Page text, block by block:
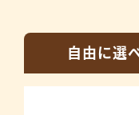
自由に選